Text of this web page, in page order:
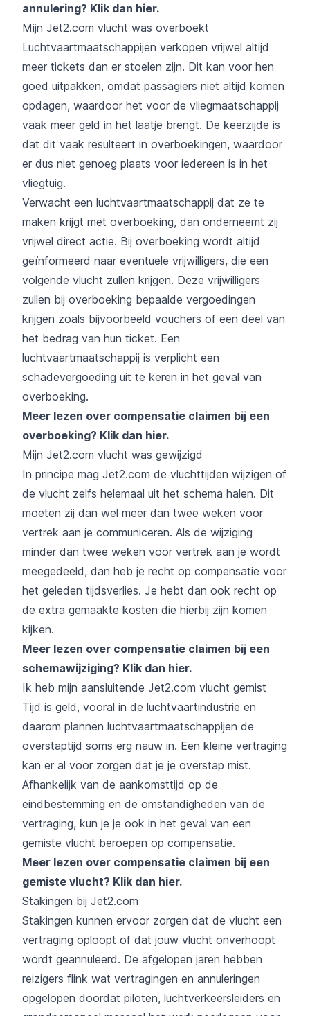
annulering? Klik dan hier.
Mijn Jet2.com vlucht was overboekt
Luchtvaartmaatschappijen verkopen vrijwel altijd
meer tickets dan er stoelen zijn. Dit kan voor hen
goed uitpakken, omdat passagiers niet altijd komen
opdagen, waardoor het voor de vliegmaatschappij
vaak meer geld in het laatje brengt. De keerzijde is
dat dit vaak resulteert in overboekingen, waardoor
er dus niet genoeg plaats voor iedereen is in het
vliegtuig.
Verwacht een luchtvaartmaatschappij dat ze te
maken krijgt met overboeking, dan onderneemt zij
vrijwel direct actie. Bij overboeking wordt altijd
geïnformeerd naar eventuele vrijwilligers, die een
volgende vlucht zullen krijgen. Deze vrijwilligers
zullen bij overboeking bepaalde vergoedingen
krijgen zoals bijvoorbeeld vouchers of een deel van
het bedrag van hun ticket. Een
luchtvaartmaatschappij is verplicht een
schadevergoeding uit te keren in het geval van
overboeking.
Meer lezen over compensatie claimen bij een
overboeking? Klik dan hier.
Mijn Jet2.com vlucht was gewijzigd
In principe mag Jet2.com de vluchttijden wijzigen of
de vlucht zelfs helemaal uit het schema halen. Dit
moeten zij dan wel meer dan twee weken voor
vertrek aan je communiceren. Als de wijziging
minder dan twee weken voor vertrek aan je wordt
meegedeeld, dan heb je recht op compensatie voor
het geleden tijdsverlies. Je hebt dan ook recht op
de extra gemaakte kosten die hierbij zijn komen
kijken.
Meer lezen over compensatie claimen bij een
schemawijziging? Klik dan hier.
Ik heb mijn aansluitende Jet2.com vlucht gemist
Tijd is geld, vooral in de luchtvaartindustrie en
daarom plannen luchtvaartmaatschappijen de
overstaptijd soms erg nauw in. Een kleine vertraging
kan er al voor zorgen dat je je overstap mist.
Afhankelijk van de aankomsttijd op de
eindbestemming en de omstandigheden van de
vertraging, kun je je ook in het geval van een
gemiste vlucht beroepen op compensatie.
Meer lezen over compensatie claimen bij een
gemiste vlucht? Klik dan hier.
Stakingen bij Jet2.com
Stakingen kunnen ervoor zorgen dat de vlucht een
vertraging oploopt of dat jouw vlucht onverhoopt
wordt geannuleerd. De afgelopen jaren hebben
reizigers flink wat vertragingen en annuleringen
opgelopen doordat piloten, luchtverkeersleiders en